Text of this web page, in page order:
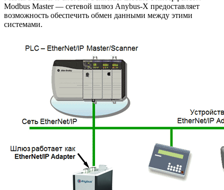
Modbus Master — сетевой шлюз Anybus-X предоставляет
возможность обеспечить обмен данными между этими
системами.